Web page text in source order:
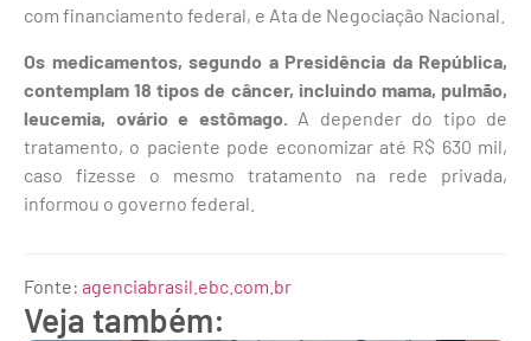
com financiamento federal, e Ata de Negociação Nacional.
Os medicamentos, segundo a Presidência da República,
contemplam 18 tipos de câncer, incluindo mama, pulmão,
leucemia, ovário e estômago.
A depender do tipo de
tratamento, o paciente pode economizar até R$ 630 mil,
caso fizesse o mesmo tratamento na rede privada,
informou o governo federal.
Fonte: agenciabrasil.ebc.com.br
Veja também: